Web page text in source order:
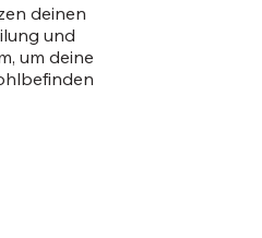
deinen
und
um deine